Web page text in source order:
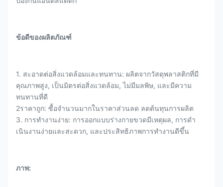
ข้อดีของผลิตภัณฑ์
1. สะอาดต่อสิ่งแวดล้อมและทนทาน: ผลิตจากวัสดุพลาสติกที่มี
คุณภาพสูง, เป็นมิตรต่อสิ่งแวดล้อม, ไม่มีมลพิษ, และมีความ
ทนทานที่ดี
2ราคาถูก: ซื้อจํานวนมากในราคาส่วนลด ลดต้นทุนการผลิต
3. การทํางานง่าย: การออกแบบร่างกายขวดมีเหตุผล, การดํา
เนินงานง่ายและสะดวก, และประสิทธิภาพการทํางานดีขึ้น
ภาพ: